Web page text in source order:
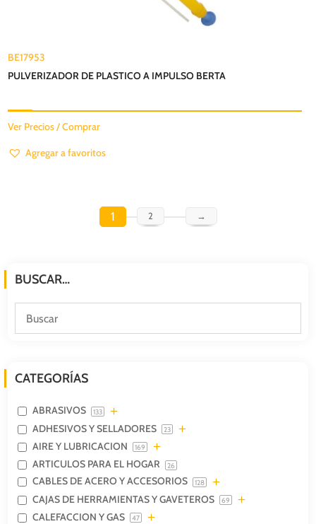
BE17953
PULVERIZADOR DE PLASTICO A IMPULSO BERTA
Ver Precios / Comprar
Agregar a favoritos
1 2 →
BUSCAR…
CATEGORÍAS
ABRASIVOS 133
ADHESIVOS Y SELLADORES 23
AIRE Y LUBRICACION 169
ARTICULOS PARA EL HOGAR 26
CABLES DE ACERO Y ACCESORIOS 128
CAJAS DE HERRAMIENTAS Y GAVETEROS 69
CALEFACCION Y GAS 47